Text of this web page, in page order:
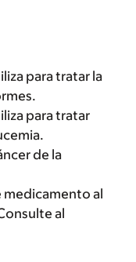
para tratar la
para tratar
de la
medicamento al
al